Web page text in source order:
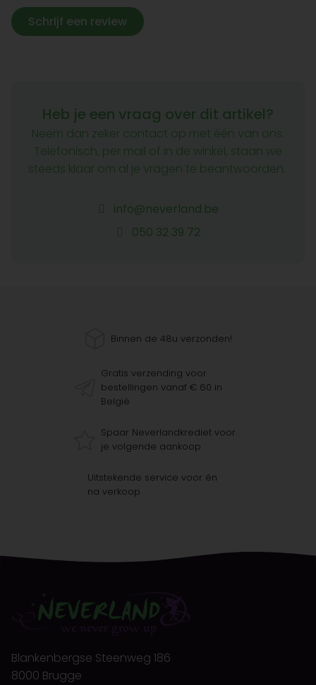
Schrijf een review
Heb je een vraag over dit artikel?
Neem dan zeker contact op met één van ons.
Telefonisch, per mail of in de winkel, staan we
steeds klaar om al je vragen te beantwoorden.
info@neverland.be
050 32 39 72
Binnen de 48u verzonden!
Gratis verzending voor
bestellingen vanaf € 60 in
België
Spaar Neverlandkrediet voor
je volgende aankoop
Uitstekende service voor én
na verkoop
Blankenbergse Steenweg 186
8000 Brugge